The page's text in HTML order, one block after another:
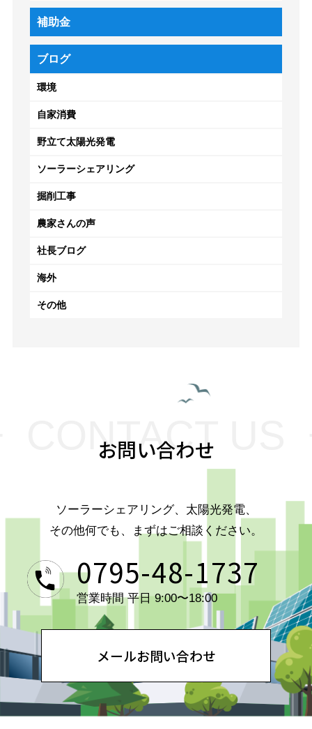
補助金
環境
自家消費
野立て太陽光発電
ソーラーシェアリング
掘削工事
農家さんの声
社長ブログ
海外
その他
ブログ
CONTACT US
お問い合わせ
ソーラーシェアリング、太陽光発電、
その他何でも、まずはご相談ください。
0795-48-1737
営業時間 平日 9:00〜18:00
メールお問い合わせ